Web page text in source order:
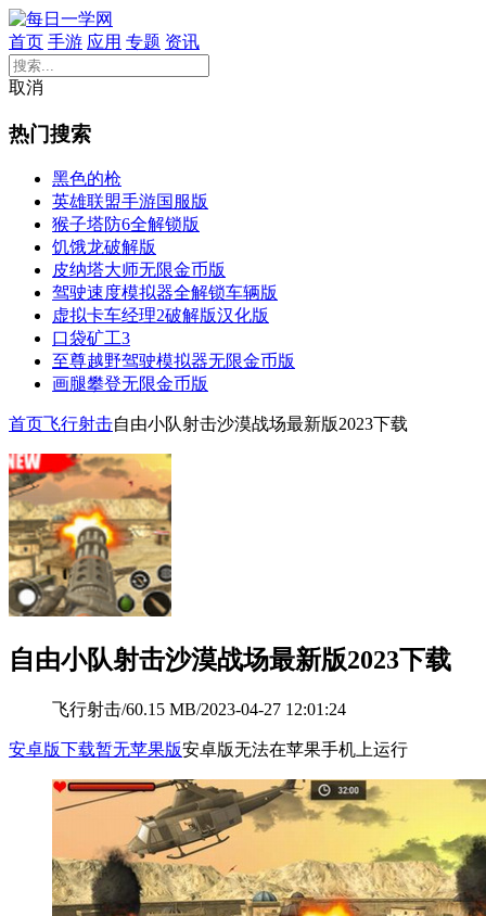
首页 手游 应用 专题 资讯
取消
热门搜索
黑色的枪
英雄联盟手游国服版
猴子塔防6全解锁版
饥饿龙破解版
皮纳塔大师无限金币版
驾驶速度模拟器全解锁车辆版
虚拟卡车经理2破解版汉化版
口袋矿工3
至尊越野驾驶模拟器无限金币版
画腿攀登无限金币版
首页飞行射击自由小队射击沙漠战场最新版2023下载
自由小队射击沙漠战场最新版2023下载
飞行射击/60.15 MB/2023-04-27 12:01:24
安卓版下载暂无苹果版安卓版无法在苹果手机上运行